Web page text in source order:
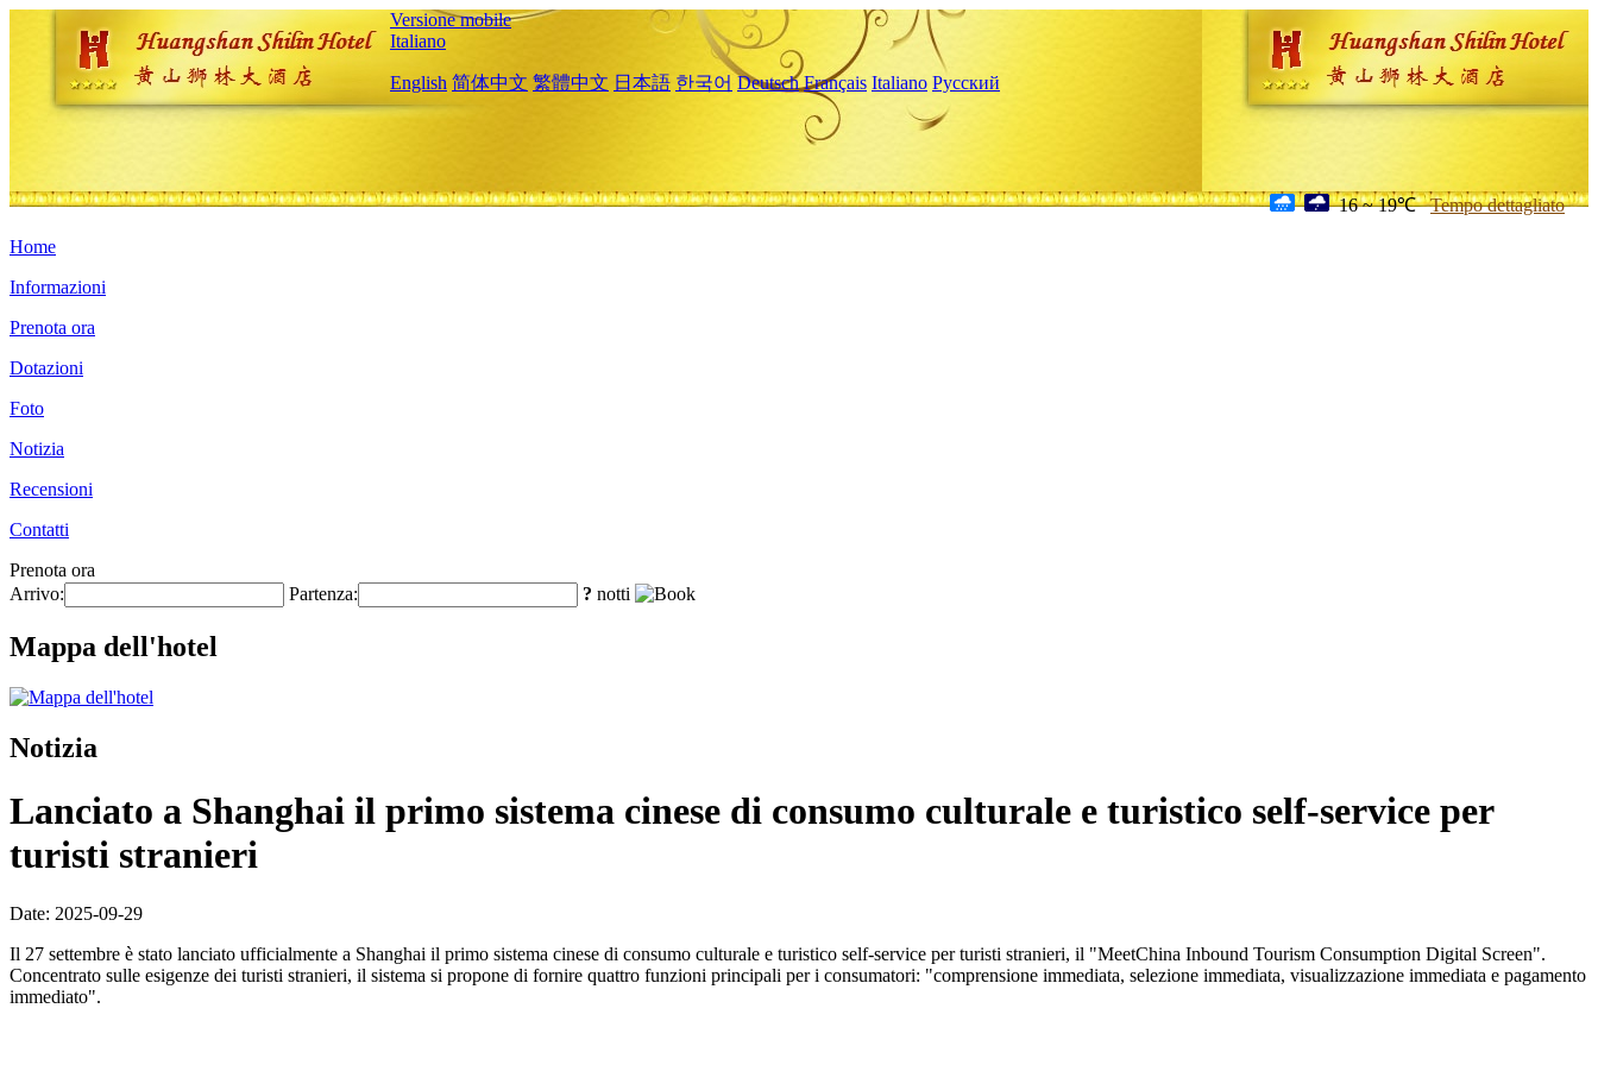
Versione mobile
Italiano
English 简体中文 繁體中文 日本語 한국어 Deutsch Français Italiano Русский
16 ~ 19℃ Tempo dettagliato
Home
Informazioni
Prenota ora
Dotazioni
Foto
Notizia
Recensioni
Contatti
Prenota ora
Arrivo:
Partenza: ? notti
Mappa dell'hotel
Notizia
Lanciato a Shanghai il primo sistema cinese di consumo culturale e turistico self-service per
turisti stranieri
Date: 2025-09-29
Il 27 settembre è stato lanciato ufficialmente a Shanghai il primo sistema cinese di consumo culturale e turistico self-service per turisti stranieri, il "MeetChina Inbound Tourism Consumption Digital Screen".
Concentrato sulle esigenze dei turisti stranieri, il sistema si propone di fornire quattro funzioni principali per i consumatori: "comprensione immediata, selezione immediata, visualizzazione immediata e pagamento
immediato".